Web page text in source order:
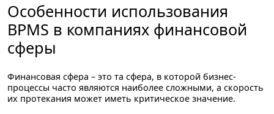
Особенности использования
BPMS в компаниях финансовой
сферы
Финансовая сфера – это та сфера, в которой бизнес-
процессы часто являются наиболее сложными, а скорость
их протекания может иметь критическое значение.